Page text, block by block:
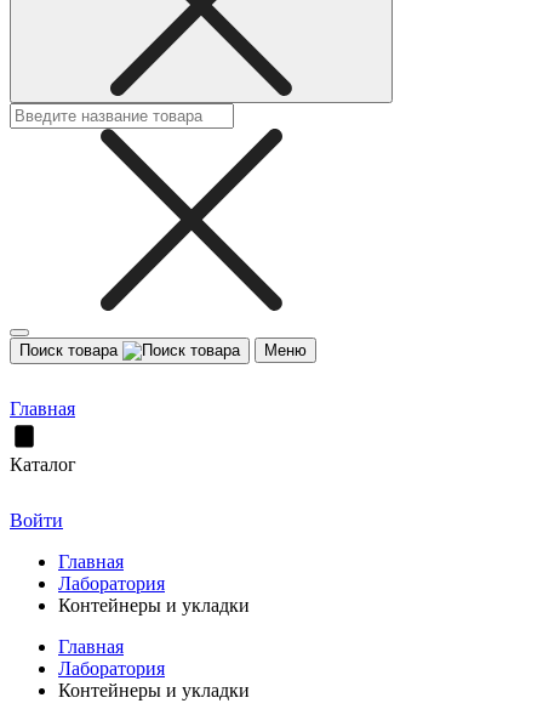
Поиск товара Меню
Главная
Каталог
Войти
Главная
Лаборатория
Контейнеры и укладки
Главная
Лаборатория
Контейнеры и укладки